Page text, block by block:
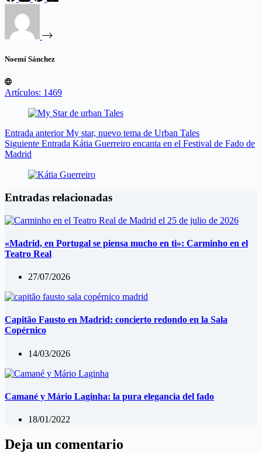
Noemí Sánchez
Artículos: 1469
Entrada anteriorMy star, nuevo tema de Urban Tales
Siguiente Entrada Kátia Guerreiro encanta en el Festival de Fado de
Madrid
Entradas relacionadas
«Madrid, en Portugal se piensa mucho en ti»: Carminho en el
Teatro Real
27/07/2026
Capitão Fausto en Madrid: concierto redondo en la Sala
Copérnico
14/03/2026
Camané y Mário Laginha: la pura elegancia del fado
18/01/2022
Deja un comentario